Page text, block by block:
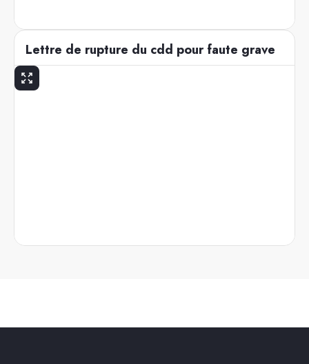
Lettre de rupture du cdd pour faute grave